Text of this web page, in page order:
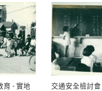
育 - 實地
交通安全檢討會